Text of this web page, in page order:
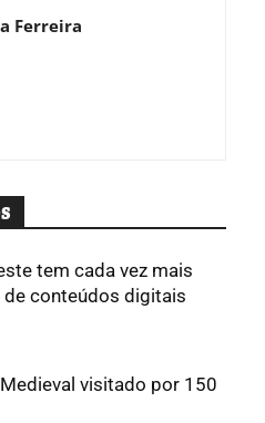
Ferreira
tem cada vez mais
conteúdos digitais
visitado por 150